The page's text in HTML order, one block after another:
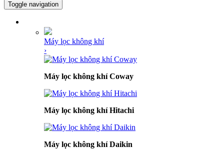
Toggle navigation
Máy lọc không khí
›
Máy lọc không khí Coway
Máy lọc không khí Hitachi
Máy lọc không khí Daikin